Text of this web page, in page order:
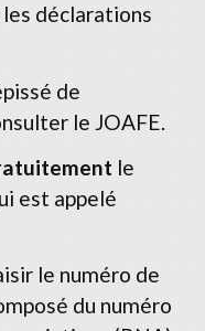
déclarations
de
le JOAFE.
le
est appelé
le numéro de
du numéro